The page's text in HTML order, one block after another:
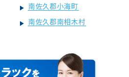
南佐久郡小海町
南佐久郡南相木村